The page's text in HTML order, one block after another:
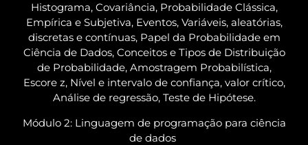
Histograma, Covariância, Probabilidade Clássica,
Empírica e Subjetiva, Eventos, Variáveis, aleatórias,
discretas e contínuas, Papel da Probabilidade em
Ciência de Dados, Conceitos e Tipos de Distribuição
de Probabilidade, Amostragem Probabilística,
Escore z, Nível e intervalo de confiança, valor crítico,
Análise de regressão, Teste de Hipótese.
Módulo 2: Linguagem de programação para ciência
de dados